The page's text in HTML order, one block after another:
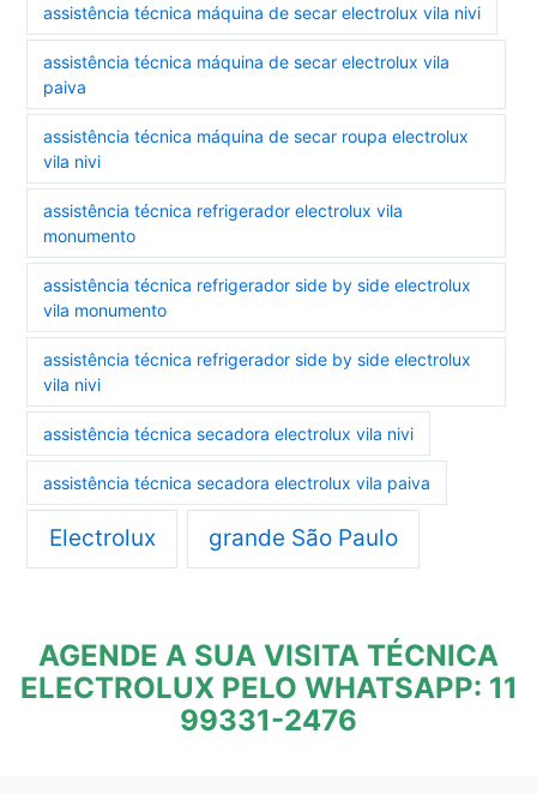
assistência técnica máquina de secar electrolux vila nivi
assistência técnica máquina de secar electrolux vila
paiva
assistência técnica máquina de secar roupa electrolux
vila nivi
assistência técnica refrigerador electrolux vila
monumento
assistência técnica refrigerador side by side electrolux
vila monumento
assistência técnica refrigerador side by side electrolux
vila nivi
assistência técnica secadora electrolux vila nivi
assistência técnica secadora electrolux vila paiva
Electrolux grande São Paulo
AGENDE A SUA VISITA TÉCNICA
ELECTROLUX PELO WHATSAPP: 11
99331-2476